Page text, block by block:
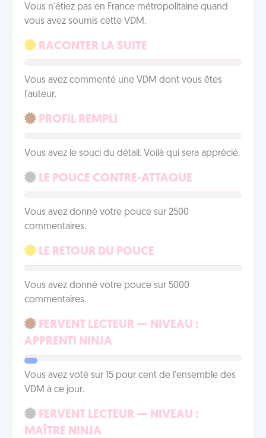
Vous n'étiez pas en France métropolitaine quand
vous avez soumis cette VDM.
RACONTER LA SUITE
Vous avez commenté une VDM dont vous êtes
l'auteur.
PROFIL REMPLI
Vous avez le souci du détail. Voilà qui sera apprécié.
LE POUCE CONTRE-ATTAQUE
Vous avez donné votre pouce sur 2500
commentaires.
LE RETOUR DU POUCE
Vous avez donné votre pouce sur 5000
commentaires.
FERVENT LECTEUR — NIVEAU :
APPRENTI NINJA
Vous avez voté sur 15 pour cent de l'ensemble des
VDM à ce jour.
FERVENT LECTEUR — NIVEAU :
MAÎTRE NINJA